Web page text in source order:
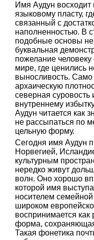
Имя Аудун восходит
языковому пласту,
связанный с
наполненностью. В
подобные основы
буквальная
пожелание человеку
мире, где ценились
выносливость. Само
архаическую
северная
внутреннему
Аудун читается как
не рассыпаться по
цельную форму.
Сегодня имя Аудун
Норвегией,
культурным
нередко живут
волн. Оно хорошо
которой имя
носителем
широком
воспринимается как
форма,
Такая фонетика